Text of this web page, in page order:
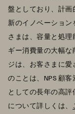
盤としており、計画
新のイノベーショ
さまは、容量と処理
ギー消費量の大幅
ジは、お客さまに愛
のことは、NPS 顧
としての長年の高
について詳しくは、